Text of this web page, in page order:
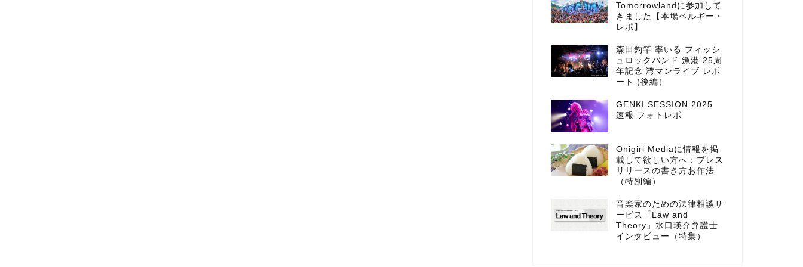
Tomorrowlandに参加して
きました【本場ベルギー・
レポ】
森田釣竿 率いる フィッシ
ュロックバンド 漁港 25周
年記念 湾マンライブ レポ
ート (後編）
GENKI SESSION 2025
速報 フォトレポ
Onigiri Mediaに情報を掲
載して欲しい方へ：プレス
リリースの書き方お作法
（特別編）
音楽家のための法律相談サ
ービス「Law and
Theory」水口瑛介弁護士
インタビュー（特集）